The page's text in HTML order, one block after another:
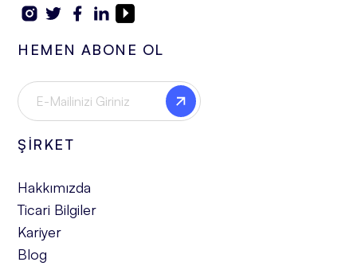
HEMEN ABONE OL
ŞİRKET
Hakkımızda
Ticari Bilgiler
Kariyer
Blog